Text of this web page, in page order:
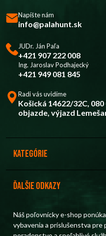
Napíšte nám
info@palahunt.sk
JUDr. Ján Paľa
+421 907 222 008
Ing. Jaroslav Podhajecký
+421 949 081 845
Radi vás uvidíme
Košická 14622/32C,
objazde, výjazd
Kategórie
Ďalšie odkazy
Náš poľovnícky e-shop
vybavenia a príslušenstva